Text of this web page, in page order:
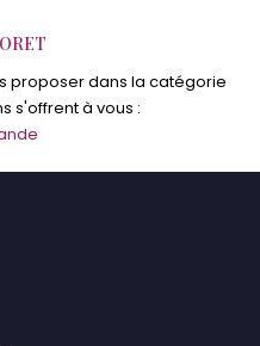
proposer dans la catégorie
s'offrent à vous :